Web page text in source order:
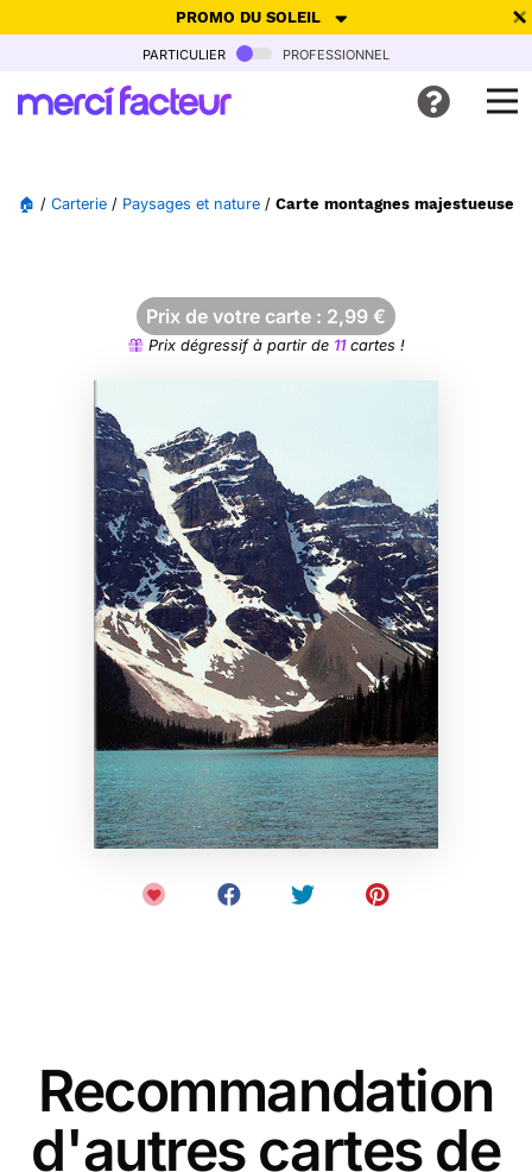
PROMO DU SOLEIL
-30% de réduction avec le code SUMMER26pour envoyer des
Ne plus afficher
particulier professionnel
🏠 / Carterie / Paysages et nature / Carte montagnes
Prix de votre carte : 2,99 €
Prix dégressif à partir de 11cartes !
Recommandation
d'autres cartes de